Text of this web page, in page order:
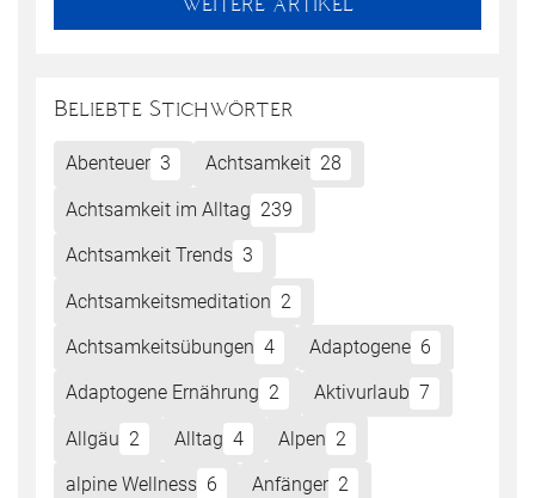
WEITERE ARTIKEL
Beliebte Stichwörter
Abenteuer 3 Achtsamkeit 28
Achtsamkeit im Alltag 239
Achtsamkeit Trends 3
Achtsamkeitsmeditation 2
Achtsamkeitsübungen 4 Adaptogene 6
Adaptogene Ernährung 2 Aktivurlaub 7
Allgäu 2 Alltag 4 Alpen 2
alpine Wellness 6 Anfänger 2